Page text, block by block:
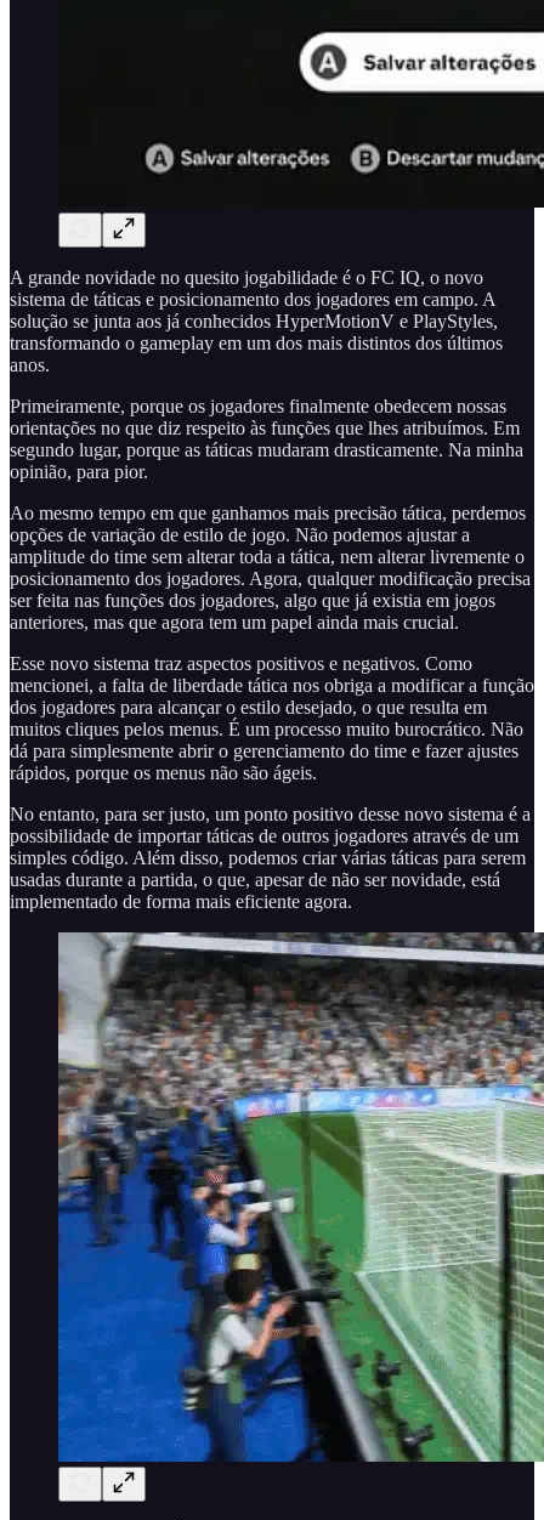
A grande novidade no quesito jogabilidade é o FC IQ, o novo
sistema de táticas e posicionamento dos jogadores em campo. A
solução se junta aos já conhecidos HyperMotionV e PlayStyles,
transformando o gameplay em um dos mais distintos dos últimos
anos.
Primeiramente, porque os jogadores finalmente obedecem nossas
orientações no que diz respeito às funções que lhes atribuímos. Em
segundo lugar, porque as táticas mudaram drasticamente. Na minha
opinião, para pior.
Ao mesmo tempo em que ganhamos mais precisão tática, perdemos
opções de variação de estilo de jogo. Não podemos ajustar a
amplitude do time sem alterar toda a tática, nem alterar livremente o
posicionamento dos jogadores. Agora, qualquer modificação precisa
ser feita nas funções dos jogadores, algo que já existia em jogos
anteriores, mas que agora tem um papel ainda mais crucial.
Esse novo sistema traz aspectos positivos e negativos. Como
mencionei, a falta de liberdade tática nos obriga a modificar a função
dos jogadores para alcançar o estilo desejado, o que resulta em
muitos cliques pelos menus. É um processo muito burocrático. Não
dá para simplesmente abrir o gerenciamento do time e fazer ajustes
rápidos, porque os menus não são ágeis.
No entanto, para ser justo, um ponto positivo desse novo sistema é a
possibilidade de importar táticas de outros jogadores através de um
simples código. Além disso, podemos criar várias táticas para serem
usadas durante a partida, o que, apesar de não ser novidade, está
implementado de forma mais eficiente agora.